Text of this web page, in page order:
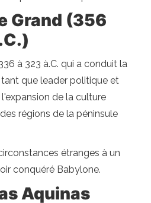
Grand (356
à 323 à.C. qui a conduit la
que leader politique et
de la culture
régions de la péninsule
étranges à un
conquéré Babylone.
Aquinas